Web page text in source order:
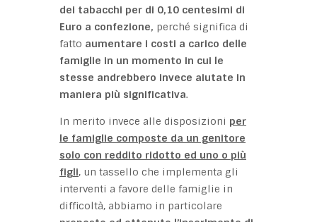
dei tabacchi per di 0,10 centesimi di
Euro a confezione, perché significa di
fatto aumentare i costi a carico delle
famiglie in un momento in cui le
stesse andrebbero invece aiutate in
maniera più significativa.
In merito invece alle disposizioni per
le famiglie composte da un genitore
solo con reddito ridotto ed uno o più
figli, un tassello che implementa gli
interventi a favore delle famiglie in
difficoltà, abbiamo in particolare